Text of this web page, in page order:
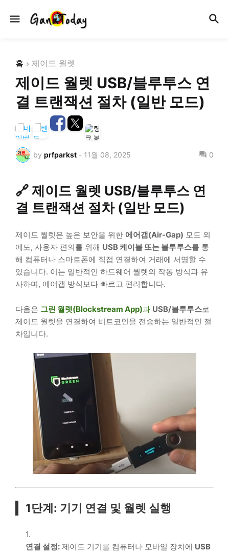
홈 제이드 월렛
제이드 월렛 USB/블루투스 연
결 트랜잭션 절차 (일반 모드)
by prfparkst - 11월 08, 2025 0
🔗 제이드 월렛 USB/블루투스 연
결 트랜잭션 절차 (일반 모드)
제이드 월렛은 높은 보안을 위한 에어갭(Air-Gap) 모드 외
에도, 사용자 편의를 위해 USB 케이블 또는 블루투스를 통
해 컴퓨터나 스마트폰에 직접 연결하여 거래에 서명할 수
있습니다. 이는 일반적인 하드웨어 월렛의 작동 방식과 유
사하며, 에어갭 방식보다 빠르고 편리합니다.
다음은 그린 월렛(Blockstream App)과 USB/블루투스로
제이드 월렛을 연결하여 비트코인을 전송하는 일반적인 절
차입니다.
1단계: 기기 연결 및 월렛 실행
연결 설정: 제이드 기기를 컴퓨터나 모바일 장치에 USB